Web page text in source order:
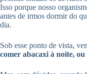
Isso porque nosso
antes de irmos dormir do
dia.
Sob esse ponto de vista,
comer abacaxi à noite,